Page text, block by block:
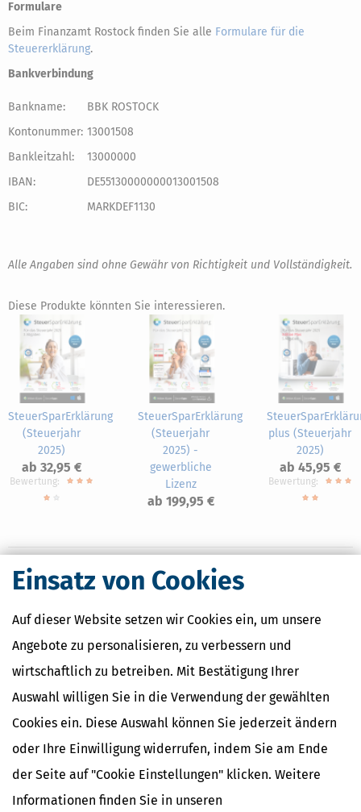
Einsatz von Cookies
Auf dieser Website setzen wir Cookies ein, um unsere
Angebote zu personalisieren, zu verbessern und
wirtschaftlich zu betreiben. Mit Bestätigung Ihrer
Auswahl willigen Sie in die Verwendung der gewählten
Cookies ein. Diese Auswahl können Sie jederzeit ändern
oder Ihre Einwilligung widerrufen, indem Sie am Ende
der Seite auf "Cookie Einstellungen" klicken. Weitere
Informationen finden Sie in unseren
Formulare
Beim Finanzamt Rostock finden Sie alle Formulare für die
Steuererklärung.
Bankverbindung
Bankname:
BBK ROSTOCK
Kontonummer: 13001508
Bankleitzahl:
13000000
IBAN:
DE55130000000013001508
BIC:
MARKDEF1130
Alle Angaben sind ohne Gewähr von Richtigkeit und Vollständigkeit.
Diese Produkte könnten Sie interessieren.
SteuerSparErklärung
(Steuerjahr
2025)
ab 32,95 €
Bewertung:
SteuerSparErklärung
(Steuerjahr
2025) -
gewerbliche
Lizenz
ab 199,95 €
plus (Steuerjahr
2025)
ab 45,95 €
Bewertung:
Finanzamt Ribnitz-Damgarten
Finanzamt Stralsund
Suchen